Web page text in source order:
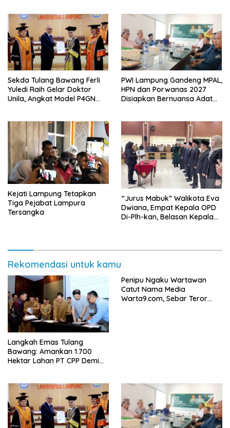
Sekda Tulang Bawang Ferli
Yuledi Raih Gelar Doktor
Unila, Angkat Model P4GN
PWI Lampung Gandeng MPAL,
HPN dan Porwanas 2027
Disiapkan Bernuansa Adat
Kejati Lampung Tetapkan
Tiga Pejabat Lampura
Tersangka
“Jurus Mabuk” Walikota Eva
Dwiana, Empat Kepala OPD
Di-Plh-kan, Belasan Kepala
Rekomendasi untuk kamu
Langkah Emas Tulang
Bawang: Amankan 1.700
Hektar Lahan PT CPP Demi
Penipu Ngaku Wartawan
Catut Nama Media
Warta9.com, Sebar Teror